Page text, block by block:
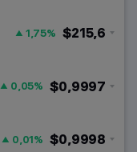
$215,6
1,75%
$0,9997
0,05%
$0,9998
0,01%